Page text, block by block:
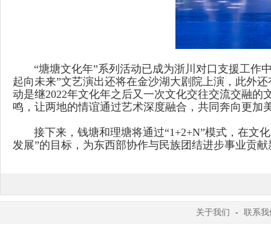
“塘塘文化年”系列活动已成为浙川对口支援工作中
起向未来”文艺演出还将在金沙湖大剧院上演，此外
动是继2022年文化年之后又一次文化交往交流交融
鸣，让两地的情谊通过艺术深度融合，共同奔向更加
接下来，钱塘和理塘将通过“1+2+N”模式，在文化
发展”的目标，为东西部协作与民族团结进步事业贡
关于我们 - 联系我